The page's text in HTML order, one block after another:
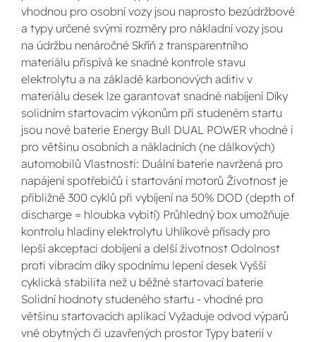
vhodnou pro osobní vozy jsou naprosto bezúdržbové
a typy určené svými rozměry pro nákladní vozy jsou
na údržbu nenáročné Skříň z transparentního
materiálu přispívá ke snadné kontrole stavu
elektrolytu a na základě karbonových aditiv v
materiálu desek lze garantovat snadné nabíjení Díky
solidním startovacím výkonům při studeném startu
jsou nové baterie Energy Bull DUAL POWER vhodné i
pro většinu osobních a nákladních (ne dálkových)
automobilů Vlastnosti: Duální baterie navržená pro
napájení spotřebičů i startování motorů Životnost je
přibližně 300 cyklů při vybíjení na 50% DOD (depth of
discharge = hloubka vybití) Průhledný box umožňuje
kontrolu hladiny elektrolytu Uhlíkové přísady pro
lepší akceptaci dobíjení a delší životnost Odolnost
proti vibracím díky spodnímu lepení desek Vyšší
cyklická stabilita než u běžné startovací baterie
Solidní hodnoty studeného startu - vhodné pro
většinu startovacích aplikací Vyžaduje odvod výparů
vně obytných či uzavřených prostor Typy baterií v